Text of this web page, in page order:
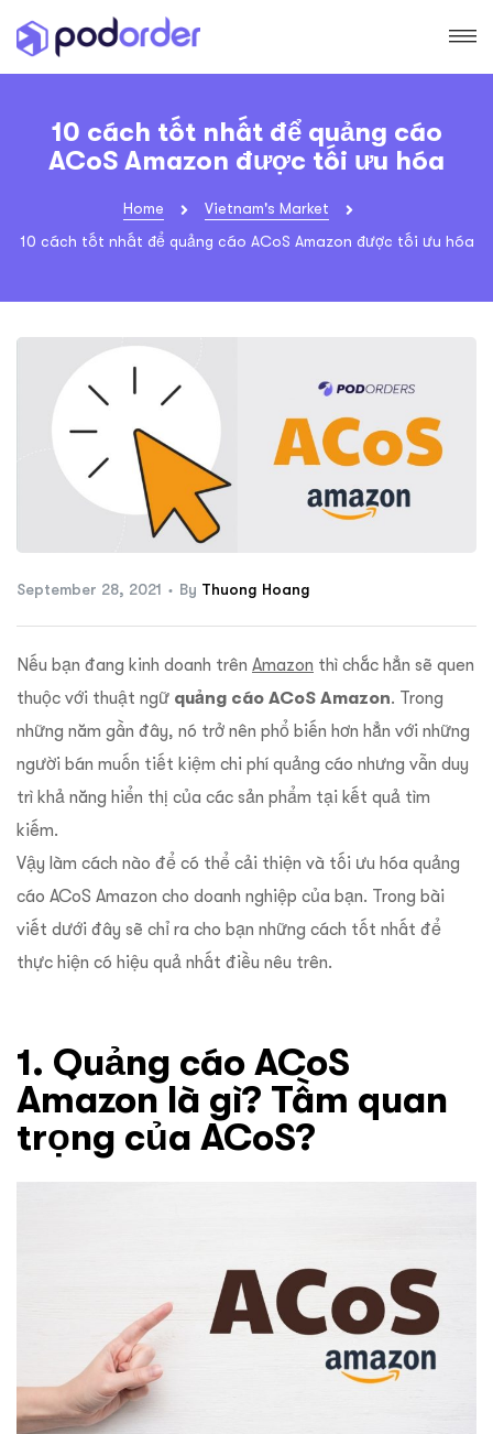
10 cách tốt nhất để quảng cáo
ACoS Amazon được tối ưu hóa
Home
Vietnam's Market
10 cách tốt nhất để quảng cáo ACoS Amazon được tối ưu hóa
September 28, 2021 By Thuong Hoang
Nếu bạn đang kinh doanh trên Amazon thì chắc hẳn sẽ quen
thuộc với thuật ngữ quảng cáo ACoS Amazon. Trong
những năm gần đây, nó trở nên phổ biến hơn hẳn với những
người bán muốn tiết kiệm chi phí quảng cáo nhưng vẫn duy
trì khả năng hiển thị của các sản phẩm tại kết quả tìm
kiếm.
Vậy làm cách nào để có thể cải thiện và tối ưu hóa quảng
cáo ACoS Amazon cho doanh nghiệp của bạn. Trong bài
viết dưới đây sẽ chỉ ra cho bạn những cách tốt nhất để
thực hiện có hiệu quả nhất điều nêu trên.
1. Quảng cáo ACoS
Amazon là gì? Tầm quan
trọng của ACoS?